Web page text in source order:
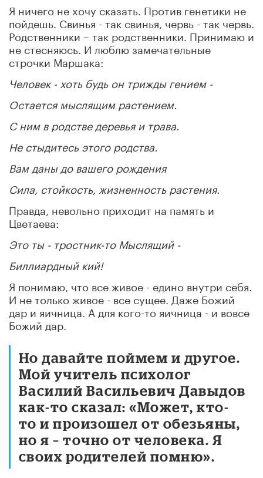
Я ничего не хочу сказать. Против генетики не
пойдешь. Свинья - так свинья, червь - так червь.
Родственники – так родственники. Принимаю и
не стесняюсь. И люблю замечательные
строчки Маршака:
Человек - хоть будь он трижды гением -
Остается мыслящим растением.
С ним в родстве деревья и трава.
Не стыдитесь этого родства.
Вам даны до вашего рождения
Сила, стойкость, жизненность растения.
Правда, невольно приходит на память и
Цветаева:
Это ты - тростник-то Мыслящий -
Биллиардный кий!
Я понимаю, что все живое - едино внутри себя.
И не только живое - все сущее. Даже Божий
дар и яичница. А для кого-то яичница - и вовсе
Божий дар.
Но давайте поймем и другое.
Мой учитель психолог
Василий Васильевич Давыдов
как-то сказал: «Может, кто-
то и произошел от обезьяны,
но я – точно от человека. Я
своих родителей помню».